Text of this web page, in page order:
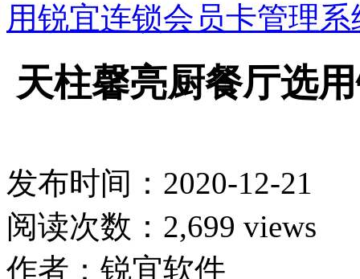
用锐宜连锁会员卡管理系
天柱馨亮厨餐厅选
发布时间：2020-12-21
阅读次数：2,699 views
作者：锐宜软件